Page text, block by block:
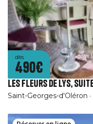
dès
490€
Saint-Georges-d'Oléron